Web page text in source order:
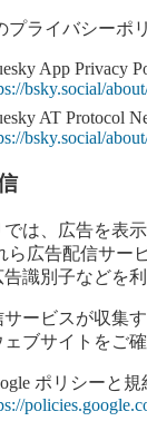
プライバシーポ
App Privacy
bsky.social/
AT Protocol
bsky.social/
は、広告を表
ら広告配信サー
識別子などを
サービスが収集
ェブサイトをご
ポリシーと規